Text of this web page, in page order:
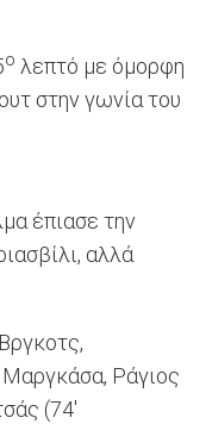
ο λεπτό με όμορφη
στην γωνία του
έπιασε την
αλλά
Μαργκάσα, Ράγιος
(74'